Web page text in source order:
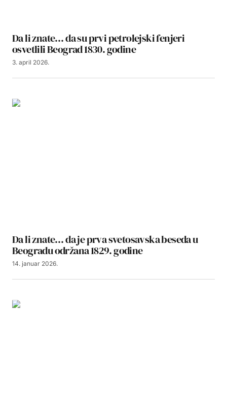
Da li znate… da su prvi petrolejski fenjeri
osvetlili Beograd 1830. godine
3. april 2026.
Da li znate… da je prva svetosavska beseda u
Beogradu održana 1829. godine
14. januar 2026.